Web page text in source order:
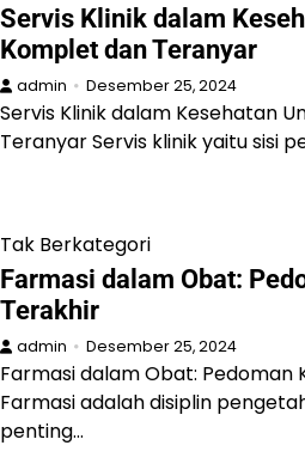
Servis Klinik dalam
Komplet dan Teranyar
admin Desember 25, 2024
Servis Klinik dalam Kesehatan
Teranyar Servis klinik yaitu sisi
Tak Berkategori
Farmasi dalam Obat:
Terakhir
admin Desember 25, 2024
Farmasi dalam Obat: Pedoman
Farmasi adalah disiplin
penting…